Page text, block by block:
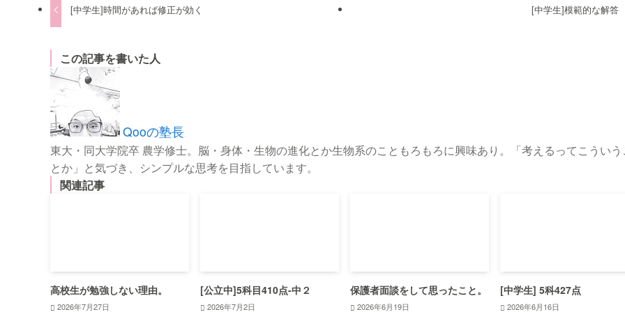
[中学生]時間があれば修正が効く [中学生]模範的な解答
この記事を書いた人
Qooの塾長
東大・同大学院卒 農学修士。脳・身体・生物の進化とか生物系のこともろもろに興味あり。「考えるってこうい
とか」と気づき、シンプルな思考を目指しています。
関連記事
高校生が勉強しない理由。
2026年7月27日
[公立中]5科目410点-中２
2026年7月2日
保護者面談をして思ったこと。
2026年6月19日
[中学生] 5科427点
2026年6月16日